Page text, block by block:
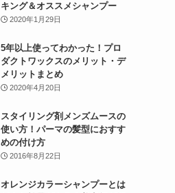
キング＆オススメシャンプー
2020年1月29日
5年以上使ってわかった！プロ
ダクトワックスのメリット・デ
メリットまとめ
2020年4月20日
スタイリング剤メンズムースの
使い方！パーマの髪型におすす
めの付け方
2016年8月22日
オレンジカラーシャンプーとは